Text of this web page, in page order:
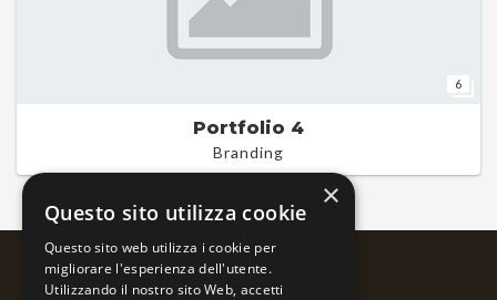
6
Portfolio 4
Branding
×
Questo sito utilizza cookie
Questo sito web utilizza i cookie per
migliorare l'esperienza dell'utente.
Utilizzando il nostro sito Web, accetti